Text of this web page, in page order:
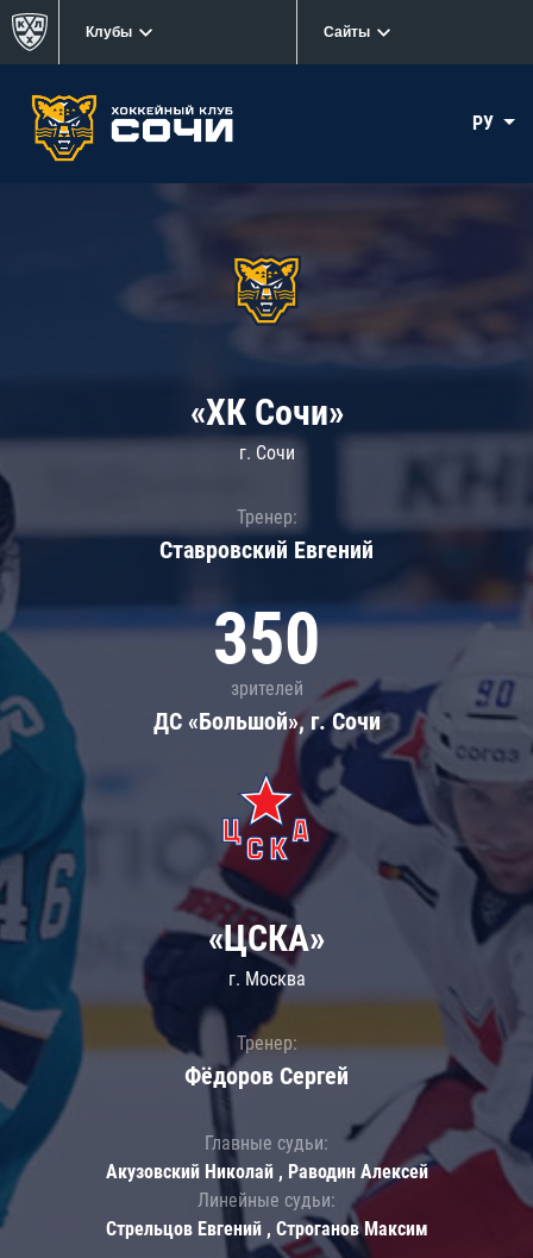
Клубы Сайты
РУ
«ХК Сочи»
г. Сочи
Тренер:
Ставровский Евгений
350
зрителей
ДС «Большой», г. Сочи
«ЦСКА»
г. Москва
Тренер:
Фёдоров Сергей
Главные судьи:
Акузовский Николай , Раводин Алексей
Линейные судьи:
Стрельцов Евгений , Строганов Максим